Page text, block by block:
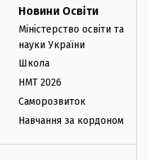
Новини Освіти
Міністерство освіти та
науки України
Школа
НМТ 2026
Саморозвиток
Навчання за кордоном